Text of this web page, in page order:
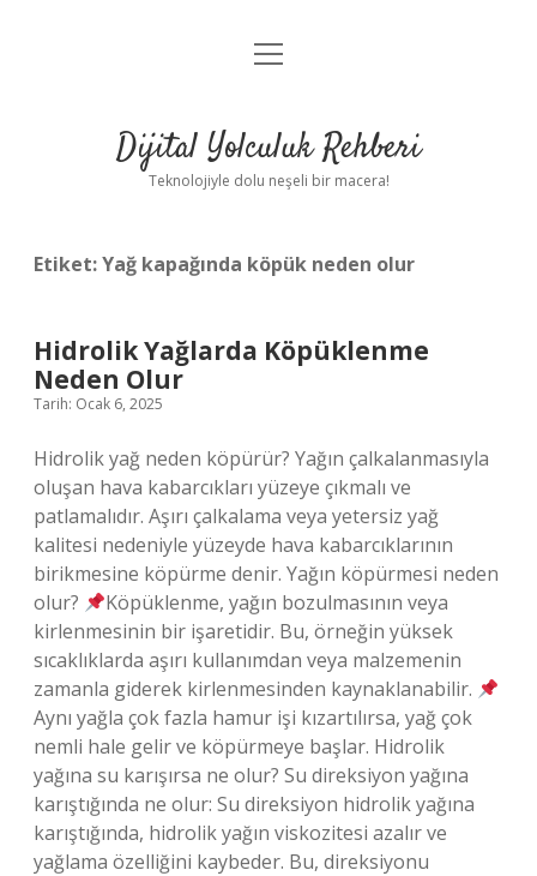
Anasayfa
Yasal Uyarı
menüyü
Dijital Yolculuk Rehberi
Teknolojiyle dolu neşeli bir macera!
Etiket:Yağ kapağında köpük neden olur
Hidrolik Yağlarda Köpüklenme
Neden Olur
Tarih: Ocak 6, 2025
Hidrolik yağ neden köpürür? Yağın çalkalanmasıyla
oluşan hava kabarcıkları yüzeye çıkmalı ve
patlamalıdır. Aşırı çalkalama veya yetersiz yağ
kalitesi nedeniyle yüzeyde hava kabarcıklarının
birikmesine köpürme denir. Yağın köpürmesi neden
olur?
Köpüklenme, yağın bozulmasının veya
kirlenmesinin bir işaretidir. Bu, örneğin yüksek
sıcaklıklarda aşırı kullanımdan veya malzemenin
zamanla giderek kirlenmesinden kaynaklanabilir.
Aynı yağla çok fazla hamur işi kızartılırsa, yağ çok
nemli hale gelir ve köpürmeye başlar. Hidrolik
yağına su karışırsa ne olur? Su direksiyon yağına
karıştığında ne olur: Su direksiyon hidrolik yağına
karıştığında, hidrolik yağın viskozitesi azalır ve
yağlama özelliğini kaybeder. Bu, direksiyonu